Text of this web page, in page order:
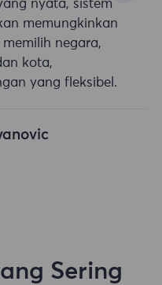
nyata, sistem
memungkinkan
negara,
kota,
yang fleksibel.
Sering